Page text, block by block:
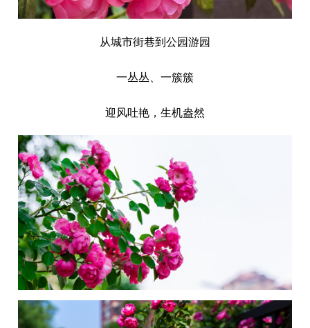
从城市街巷到公园游园
一丛丛、一簇簇
迎风吐艳，生机盎然